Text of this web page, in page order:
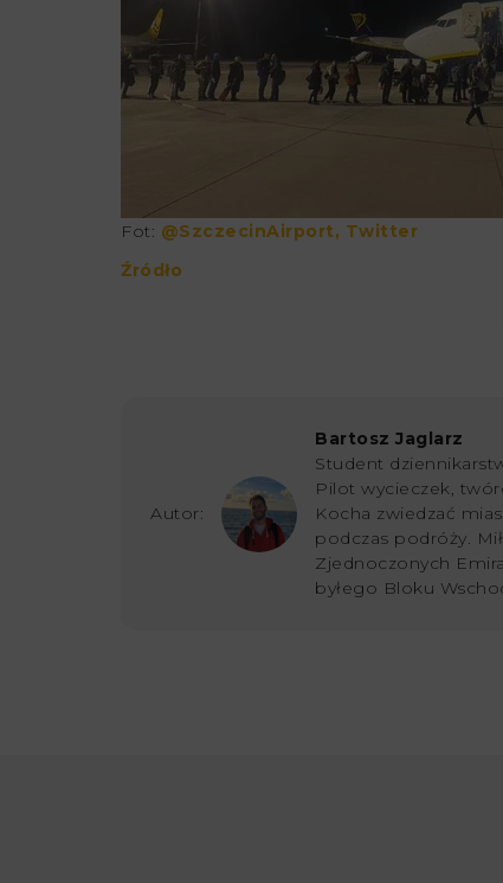
Fot: @SzczecinAirport, Twitter
Źródło
Autor:
Bartosz Jaglarz
Student
Pilot wycieczek,
Kocha zwiedzać
podczas podróży.
Zjednoczonych
byłego Bloku